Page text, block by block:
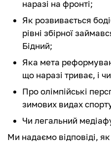
наразі на фронті;
Як розвивається
рівні збірної
Бідний;
Яка мета
що наразі триває, і
Про олімпійські
зимових видах
Чи легальний
Ми надаємо відповіді,